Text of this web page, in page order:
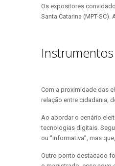
Os expositores
Santa Catarina (MPT-
Com a proximidade das
relação entre cidadania,
Ao abordar o cenário
tecnologias digitais.
ou “informativa”, mas
Outro ponto destacado